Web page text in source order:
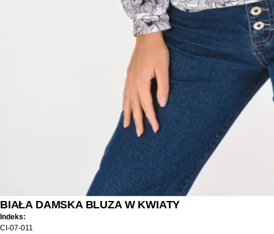
BIAŁA DAMSKA BLUZA W KWIATY
Indeks:
CI-07-011